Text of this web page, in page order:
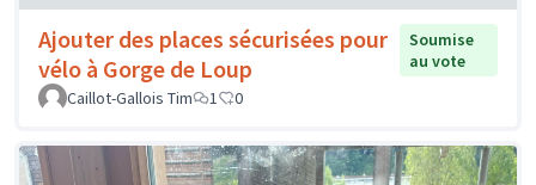
Ajouter des places sécurisées pour
vélo à Gorge de Loup
Soumise
au vote
Caillot-Gallois Tim
1 0